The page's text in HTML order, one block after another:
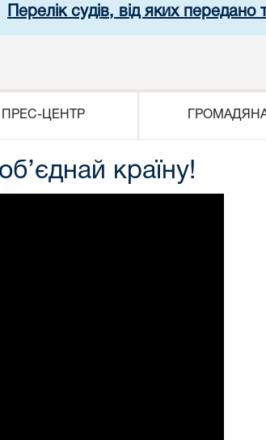
Перелік судів, від яких передано
ПРЕС-ЦЕНТР
країну!